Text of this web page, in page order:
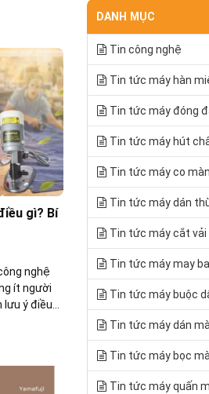
gì? Bí
nghệ
ít người
lưu ý điều
DANH MỤC
Tin công nghệ
Tin tức máy hàn
Tin tức máy đóng
Tin tức máy hút
Tin tức máy co
Tin tức máy dán
Tin tức máy cắt vải
Tin tức máy may
Tin tức máy buộc
Tin tức máy dán
Tin tức máy bọc
Tin tức máy quấn